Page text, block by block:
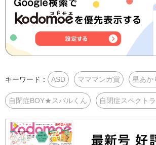
キーワード： ASD マママンガ賞 星あか
自閉症BOY★スバルくん 自閉症スペクト